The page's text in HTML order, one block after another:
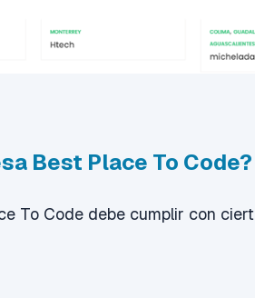
Best Place To Code?
To Code debe cumplir con